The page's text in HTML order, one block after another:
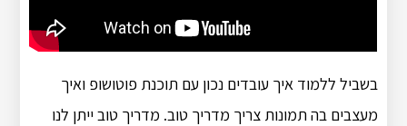
בשביל ללמוד איך עובדים נכון עם תוכנת פוטושופ ואיך
מעצבים בה תמונות צריך מדריך טוב. מדריך טוב ייתן לנו